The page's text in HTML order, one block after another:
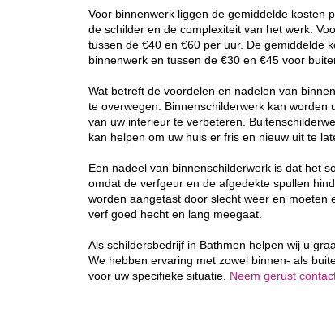
Voor binnenwerk liggen de gemiddelde kosten
de schilder en de complexiteit van het werk.
tussen de €40 en €60 per uur. De gemiddelde
binnenwerk en tussen de €30 en €45 voor
Wat betreft de voordelen en nadelen van
te overwegen. Binnenschilderwerk kan
van uw interieur te verbeteren.
kan helpen om uw huis er fris en nieuw uit te
Een nadeel van binnenschilderwerk is dat het
omdat de verfgeur en de afgedekte spullen
worden aangetast door slecht weer en
verf goed hecht en lang meegaat.
Als schildersbedrijf in Bathmen helpen wij u
We hebben ervaring met zowel binnen- als
voor uw specifieke situatie. Neem gerust